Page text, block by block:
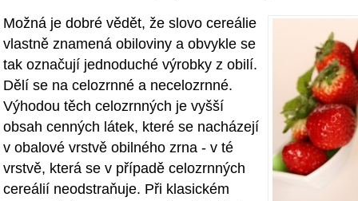
Možná je dobré vědět, že slovo cereálie
vlastně znamená obiloviny a obvykle se
tak označují jednoduché výrobky z obilí.
Dělí se na celozrnné a necelozrnné.
Výhodou těch celozrnných je vyšší
obsah cenných látek, které se nacházejí
v obalové vrstvě obilného zrna - v té
vrstvě, která se v případě celozrnných
cereálií neodstraňuje. Při klasickém